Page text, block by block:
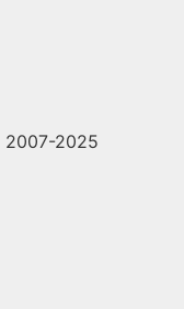
2025